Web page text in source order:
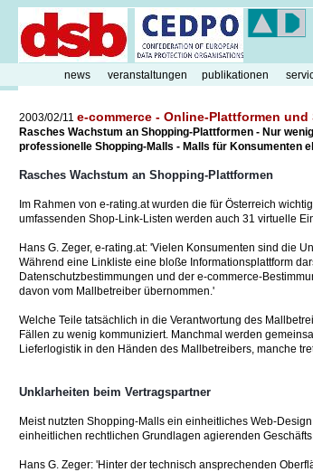
2003/02/11 e-commerce - Online-Plattformen
Rasches Wachstum an Shopping-Plattformen - Nur
professionelle Shopping-Malls - Malls für Konsumenten
Rasches Wachstum an Shopping-Plattformen
Im Rahmen von e-rating.at wurden die für Österreich
umfassenden Shop-Link-Listen werden auch 31 virtuelle
Hans G. Zeger, e-rating.at: 'Vielen Konsumenten sind die
Während eine Linkliste eine bloße Informationsplattform
Datenschutzbestimmungen und der e-commerce-
davon vom Mallbetreiber übernommen.'
Welche Teile tatsächlich in die Verantwortung des
Fällen zu wenig kommuniziert. Manchmal werden
Lieferlogistik in den Händen des Mallbetreibers, manche
Unklarheiten beim Vertragspartner
Meist nutzten Shopping-Malls ein einheitliches Web-
einheitlichen rechtlichen Grundlagen agierenden
Hans G. Zeger: 'Hinter der technisch ansprechenden
news veranstaltungen publikationen